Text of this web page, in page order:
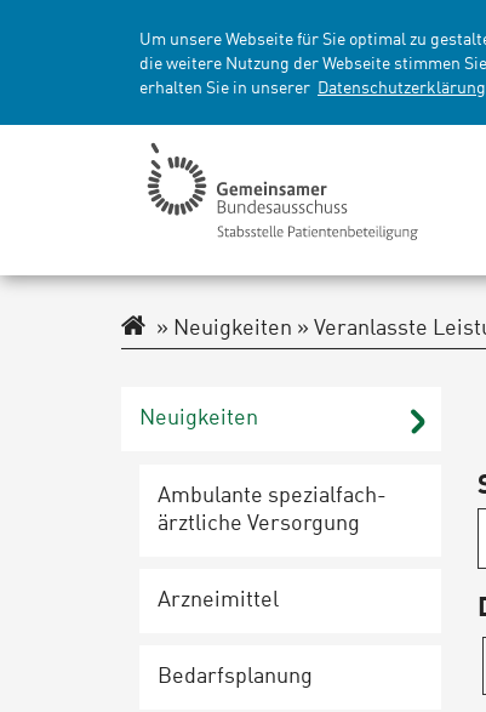
Um unsere Webseite für Sie optimal zu
die weitere Nutzung der Webseite stimmen
erhalten Sie in unserer Datenschutzerklärung
Navigationspfad
Neuigkeiten Veranlasste
Neu­ig­kei­ten
Ambulante spe­zi­al­fach­
ärzt­li­che Ver­sor­gung
Arz­nei­mit­tel
Be­darfs­pla­nung